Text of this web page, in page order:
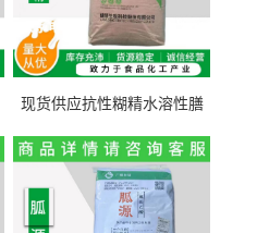
现货供应抗性糊精水溶性膳
量1kg包邮